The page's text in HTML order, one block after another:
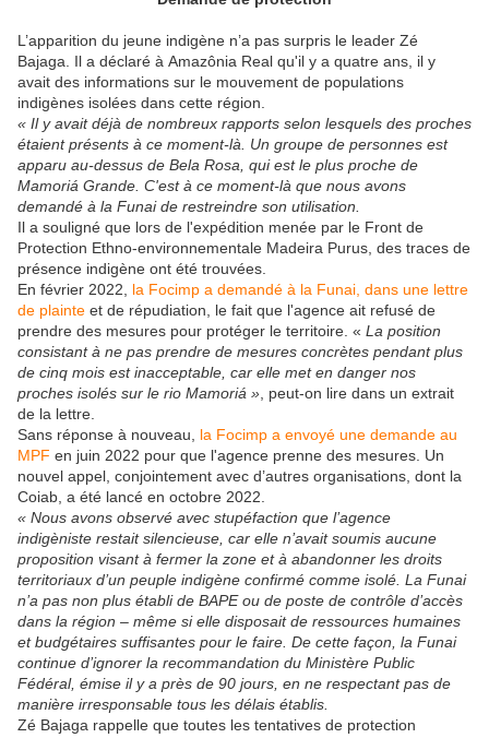
L’apparition du jeune indigène n’a pas surpris le leader Zé
Bajaga. Il a déclaré à Amazônia Real qu'il y a quatre ans, il y
avait des informations sur le mouvement de populations
indigènes isolées dans cette région.
« Il y avait déjà de nombreux rapports selon lesquels des proches
étaient présents à ce moment-là. Un groupe de personnes est
apparu au-dessus de Bela Rosa, qui est le plus proche de
Mamoriá Grande. C'est à ce moment-là que nous avons
demandé à la Funai de restreindre son utilisation.
Il a souligné que lors de l'expédition menée par le Front de
Protection Ethno-environnementale Madeira Purus, des traces de
présence indigène ont été trouvées.
En février 2022, la Focimp a demandé à la Funai, dans une lettre
de plainte et de répudiation, le fait que l'agence ait refusé de
prendre des mesures pour protéger le territoire. « La position
consistant à ne pas prendre de mesures concrètes pendant plus
de cinq mois est inacceptable, car elle met en danger nos
proches isolés sur le rio Mamoriá » , peut-on lire dans un extrait
de la lettre.
Sans réponse à nouveau, la Focimp a envoyé une demande au
MPF en juin 2022 pour que l'agence prenne des mesures. Un
nouvel appel, conjointement avec d’autres organisations, dont la
Coiab, a été lancé en octobre 2022.
« Nous avons observé avec stupéfaction que l’agence
indigèniste restait silencieuse, car elle n’avait soumis aucune
proposition visant à fermer la zone et à abandonner les droits
territoriaux d’un peuple indigène confirmé comme isolé. La Funai
n’a pas non plus établi de BAPE ou de poste de contrôle d’accès
dans la région – même si elle disposait de ressources humaines
et budgétaires suffisantes pour le faire. De cette façon, la Funai
continue d’ignorer la recommandation du Ministère Public
Fédéral, émise il y a près de 90 jours, en ne respectant pas de
manière irresponsable tous les délais établis.
Zé Bajaga rappelle que toutes les tentatives de protection